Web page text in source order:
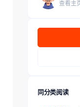
查看主
同分类阅读